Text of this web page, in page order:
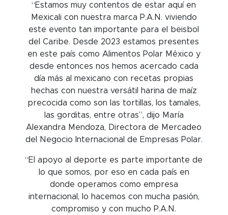
“Estamos muy contentos de estar aquí en
Mexicali con nuestra marca P.A.N. viviendo
este evento tan importante para el beisbol
del Caribe. Desde 2023 estamos presentes
en este país como Alimentos Polar México y
desde entonces nos hemos acercado cada
día más al mexicano con recetas propias
hechas con nuestra versátil harina de maíz
precocida como son las tortillas, los tamales,
las gorditas, entre otras”, dijo María
Alexandra Mendoza, Directora de Mercadeo
del Negocio Internacional de Empresas Polar.
“El apoyo al deporte es parte importante de
lo que somos, por eso en cada país en
donde operamos como empresa
internacional, lo hacemos con mucha pasión,
compromiso y con mucho P.A.N.